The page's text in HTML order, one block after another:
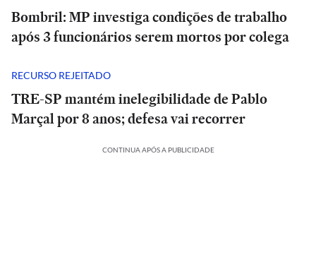
Bombril: MP investiga condições de trabalho
após 3 funcionários serem mortos por colega
RECURSO REJEITADO
TRE-SP mantém inelegibilidade de Pablo
Marçal por 8 anos; defesa vai recorrer
CONTINUA APÓS A PUBLICIDADE